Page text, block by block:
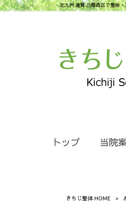
北九州 遠賀 八幡西区で整体
トップ 当院
きちじ整体 HOME >